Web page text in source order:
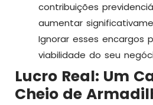
contribuições
aumentar
Ignorar esses encargos
viabilidade do seu
Lucro Real: Um
Cheio de